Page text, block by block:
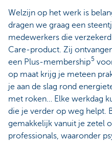
Welzijn op het werk is
dragen we graag een
medewerkers die
Care-product. Zij
een Plus-membership5
op maat krijg je meteen
je aan de slag rond
met roken… Elke werkdag
die je verder op weg helpt.
gemakkelijk vanuit je zetel
professionals, waaronder